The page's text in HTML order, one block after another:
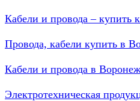
Кабели и провода – купить
Провода, кабели купить в
Кабели и провода в
Электротехническая